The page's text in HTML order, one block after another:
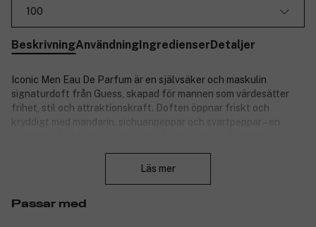
100
BeskrivningAnvändningIngredienserDetaljer
Iconic Men Eau De Parfum är en självsäker och maskulin
signaturdoft från Guess, skapad för mannen som värdesätter
frihet, stil och attraktionskraft. Doften öppnar friskt och
kryddigt med mandarin, sichuanpeppar och svartpeppar – en
och geranium som tillför djup och sofistikering. Basen består av
till GUESS modearv med lyxiga gulddetaljer, G-logotyp och
Läs mer
Passar med